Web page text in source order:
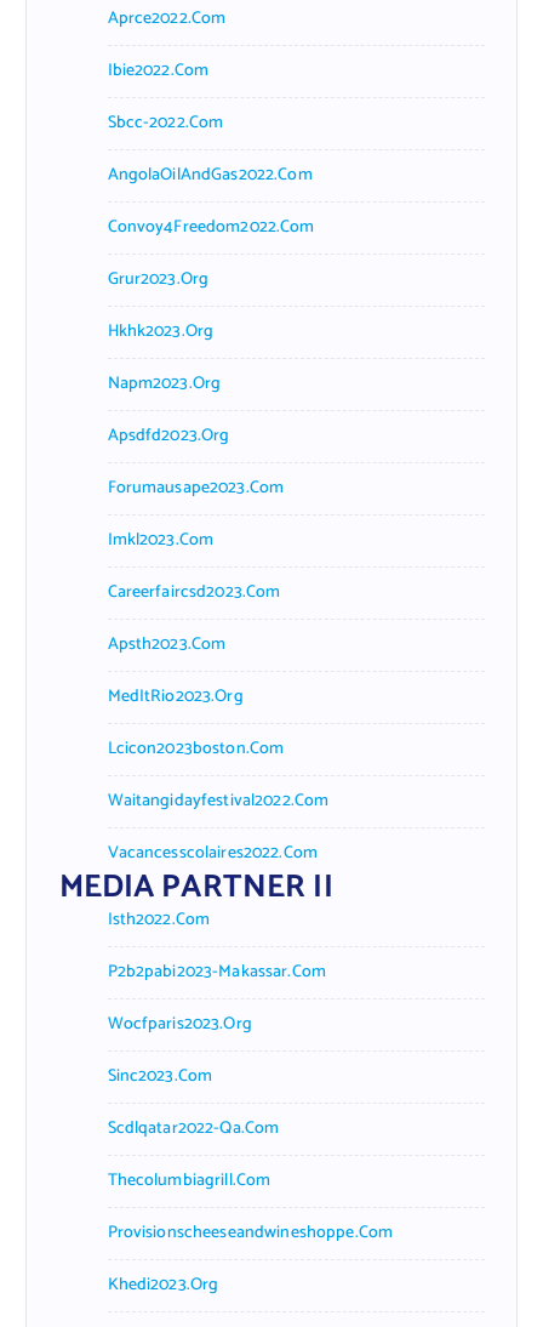
Aprce2022.com
Ibie2022.com
Sbcc-2022.com
AngolaOilAndGas2022.com
Convoy4Freedom2022.com
Grur2023.org
Hkhk2023.org
Napm2023.org
Apsdfd2023.org
Forumausape2023.com
Imkl2023.com
Careerfaircsd2023.com
Apsth2023.com
MedItRio2023.org
Lcicon2023boston.com
Waitangidayfestival2022.com
Vacancesscolaires2022.com
MEDIA PARTNER II
Isth2022.com
P2b2pabi2023-Makassar.com
Wocfparis2023.org
Sinc2023.com
Scdlqatar2022-Qa.com
Thecolumbiagrill.com
Provisionscheeseandwineshoppe.com
Khedi2023.org